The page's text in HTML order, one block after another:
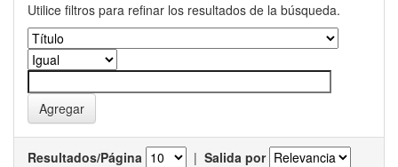
Utilice filtros para refinar los resultados de la búsqueda.
Resultados/Página | Salida por